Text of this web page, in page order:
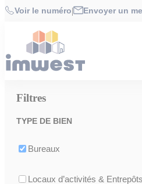
Cookies management panel
Voir le numéro| Envoyer un
Accueil>Location de bureaux
Location de bureaux
L’Espace Performance est un parc
Filtres
TYPE DE BIEN
Bureaux
Locaux d’activités & Entrepôts